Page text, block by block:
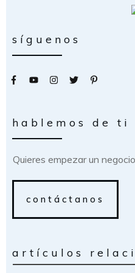
síguenos
hablemos de ti
Quieres empezar un
contáctanos
artículos